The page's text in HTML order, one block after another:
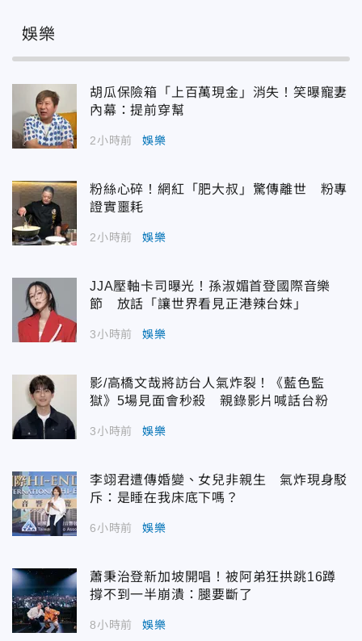
娛樂
胡瓜保險箱「上百萬現金」消失！笑曝寵妻
內幕：提前穿幫
2小時前 娛樂
粉絲心碎！網紅「肥大叔」驚傳離世 粉專
證實噩耗
2小時前 娛樂
JJA壓軸卡司曝光！孫淑媚首登國際音樂
節 放話「讓世界看見正港辣台妹」
3小時前 娛樂
影/高橋文哉將訪台人氣炸裂！《藍色監
獄》5場見面會秒殺 親錄影片喊話台粉
3小時前 娛樂
李翊君遭傳婚變、女兒非親生 氣炸現身駁
斥：是睡在我床底下嗎？
6小時前 娛樂
蕭秉治登新加坡開唱！被阿弟狂拱跳16蹲
撐不到一半崩潰：腿要斷了
8小時前 娛樂